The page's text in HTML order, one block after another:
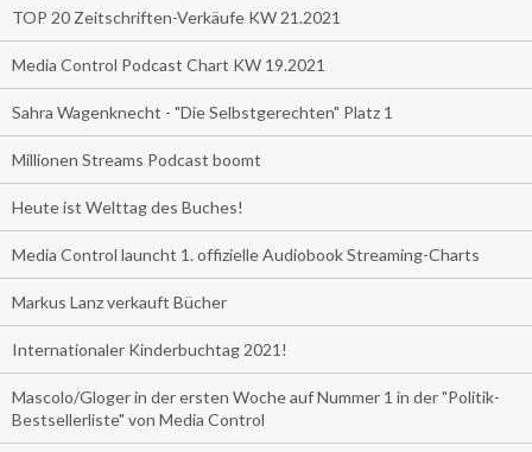
TOP 20 Zeitschriften-Verkäufe KW 21.2021
Media Control Podcast Chart KW 19.2021
Sahra Wagenknecht - "Die Selbstgerechten" Platz 1
Millionen Streams Podcast boomt
Heute ist Welttag des Buches!
Media Control launcht 1. offizielle Audiobook Streaming-Charts
Markus Lanz verkauft Bücher
Internationaler Kinderbuchtag 2021!
Mascolo/Gloger in der ersten Woche auf Nummer 1 in der "Politik-
Bestsellerliste" von Media Control